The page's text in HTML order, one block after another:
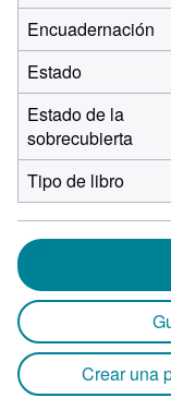
Encuadernación
Estado
Estado de la
sobrecubierta
Tipo de libro
Crear una